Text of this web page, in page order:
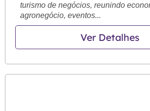
turismo de negócios, reunindo
agronegócio, eventos...
Ver Detalhes